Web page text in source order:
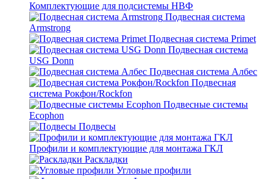
Комплектующие для подсистемы НВФ
Подвесная система
Armstrong
Подвесная система Primet
Подвесная система
USG Donn
Подвесная система Албес
Подвесная
система Рокфон/Rockfon
Подвесные системы
Ecophon
Подвесы
Профили и комплектующие для монтажа ГКЛ
Раскладки
Угловые профили